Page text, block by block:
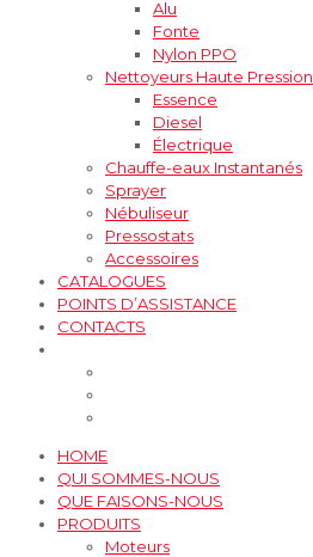
Alu
Fonte
Nylon PPO
Nettoyeurs Haute Pression
Essence
Diesel
Électrique
Chauffe-eaux Instantanés
Sprayer
Nébuliseur
Pressostats
Accessoires
CATALOGUES
POINTS D’ASSISTANCE
CONTACTS
HOME
QUI SOMMES-NOUS
QUE FAISONS-NOUS
PRODUITS
Moteurs